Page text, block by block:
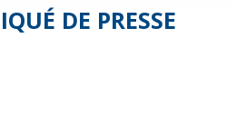
DE PRESSE